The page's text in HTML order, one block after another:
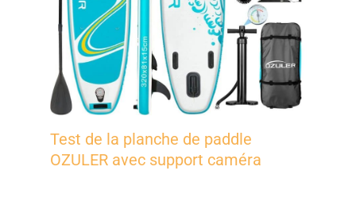
Test de la planche de paddle
OZULER avec support caméra